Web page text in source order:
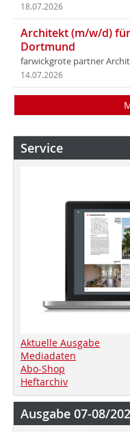
18.07.2026
Architekt (m/w/d)
Dortmund
farwickgrote partner
14.07.2026
Service
Aktuelle Ausgabe
Mediadaten
Abo-Shop
Heftarchiv
Ausgabe 07-08/